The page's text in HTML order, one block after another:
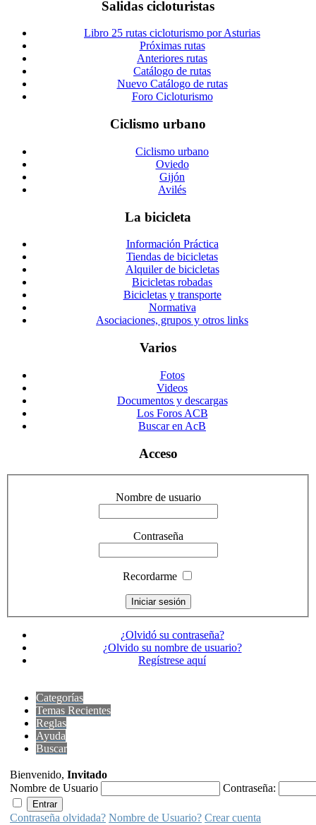
Salidas cicloturistas
Libro 25 rutas cicloturismo por Asturias
Próximas rutas
Anteriores rutas
Catálogo de rutas
Nuevo Catálogo de rutas
Foro Cicloturismo
Ciclismo urbano
Ciclismo urbano
Oviedo
Gijón
Avilés
La bicicleta
Información Práctica
Tiendas de bicicletas
Alquiler de bicicletas
Bicicletas robadas
Bicicletas y transporte
Normativa
Asociaciones, grupos y otros links
Varios
Fotos
Videos
Documentos y descargas
Los Foros ACB
Buscar en AcB
Acceso
Nombre de usuario
Contraseña
Recordarme
¿Olvidó su contraseña?
¿Olvido su nombre de usuario?
Regístrese aquí
Categorías
Temas Recientes
Reglas
Ayuda
Buscar
Bienvenido, Invitado
Nombre de Usuario
Contraseña:
Contraseña olvidada? Nombre de Usuario? Crear cuenta